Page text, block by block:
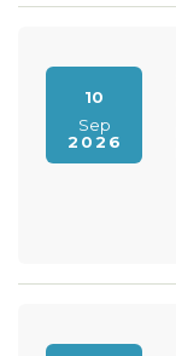
10
Sep
2026